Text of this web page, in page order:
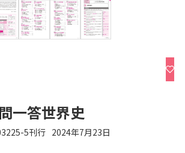
一答世界史
5刊行 2024年7月23日